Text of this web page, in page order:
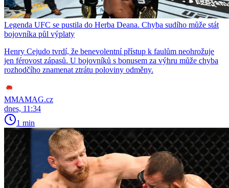
Legenda UFC se pustila do Herba Deana. Chyba sudího může stát
bojovníka půl výplaty
Henry Cejudo tvrdí, že benevolentní přístup k faulům neohrožuje
jen férovost zápasů. U bojovníků s bonusem za výhru může chyba
rozhodčího znamenat ztrátu poloviny odměny.
MMAMAG.cz
dnes, 11:34
1 min